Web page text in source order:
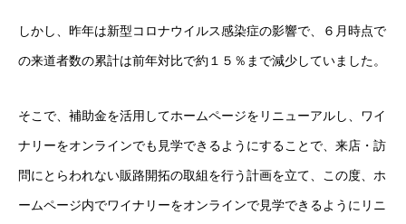
しかし、昨年は新型コロナウイルス感染症の影響で、６月時点で
の来道者数の累計は前年対比で約１５％まで減少していました。
そこで、補助金を活用してホームページをリニューアルし、ワイ
ナリーをオンラインでも見学できるようにすることで、来店・訪
問にとらわれない販路開拓の取組を行う計画を立て、この度、ホ
ームページ内でワイナリーをオンラインで見学できるようにリニ